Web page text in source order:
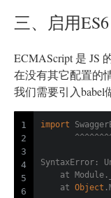
三、启用
ECMAScript 是 JS
在没有其它配置的
我们需要引入babel
1
2
3
4
5
6
import
SyntaxError:
at
    at
Object